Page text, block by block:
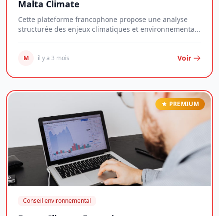
Malta Climate
Cette plateforme francophone propose une analyse
structurée des enjeux climatiques et environnementa...
M il y a 3 mois Voir
PREMIUM
Conseil environnemental